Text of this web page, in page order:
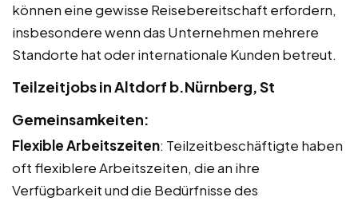
können eine gewisse Reisebereitschaft erfordern,
insbesondere wenn das Unternehmen mehrere
Standorte hat oder internationale Kunden betreut.
Teilzeitjobs in Altdorf b.Nürnberg, St
Gemeinsamkeiten:
Flexible Arbeitszeiten: Teilzeitbeschäftigte haben
oft flexiblere Arbeitszeiten, die an ihre
Verfügbarkeit und die Bedürfnisse des